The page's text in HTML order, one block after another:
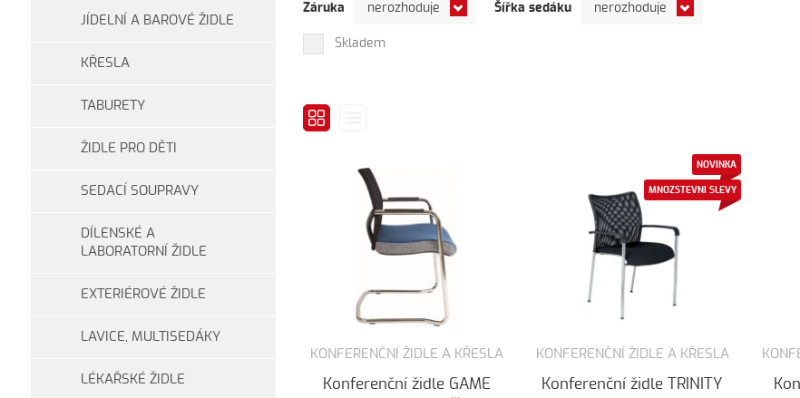
JÍDELNÍ A BAROVÉ ŽIDLE
KŘESLA
TABURETY
ŽIDLE PRO DĚTI
SEDACÍ SOUPRAVY
DÍLENSKÉ A
LABORATORNÍ ŽIDLE
EXTERIÉROVÉ ŽIDLE
LAVICE, MULTISEDÁKY
LÉKAŘSKÉ ŽIDLE
Záruka nerozhoduje Šířka sedáku nerozhoduje
Skladem
KONFERENČNÍ ŽIDLE A KŘESLA
Konferenční židle GAME
NOVINKA
MNOZSTEVNI SLEVY
KONFERENČNÍ ŽIDLE A KŘESLA
Konferenční židle TRINITY